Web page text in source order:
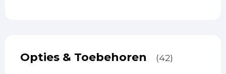
Opties & Toebehoren (42)